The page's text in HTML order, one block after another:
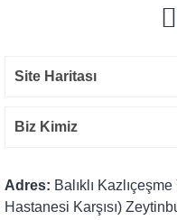
Site Haritası
Biz Kimiz
Adres: Balıklı
Hastanesi Karşısı)